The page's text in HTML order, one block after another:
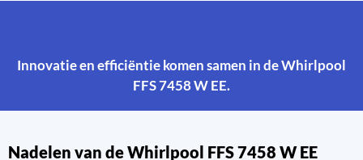
Innovatie en efficiëntie komen samen in de Whirlpool
FFS 7458 W EE.
Nadelen van de Whirlpool FFS 7458 W EE